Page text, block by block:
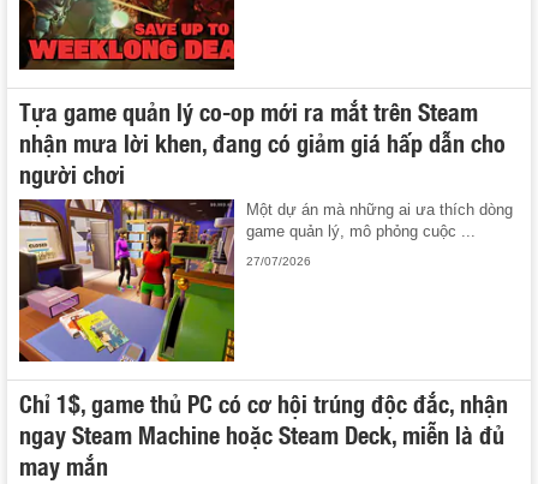
Tựa game quản lý co-op mới ra mắt trên Steam
nhận mưa lời khen, đang có giảm giá hấp dẫn cho
người chơi
Một dự án mà những ai ưa thích dòng
game quản lý, mô phỏng cuộc ...
27/07/2026
Chỉ 1$, game thủ PC có cơ hội trúng độc đắc, nhận
ngay Steam Machine hoặc Steam Deck, miễn là đủ
may mắn